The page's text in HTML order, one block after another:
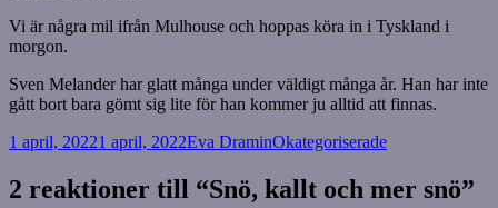
Vi är några mil ifrån Mulhouse och hoppas köra in i Tyskland i
morgon.
Sven Melander har glatt många under väldigt många år. Han har inte
gått bort bara gömt sig lite för han kommer ju alltid att finnas.
Postat
1 april, 20221 april, 2022Författare
Eva DraminKategorier
Okategoriserade
2 reaktioner till “Snö, kallt och mer snö”